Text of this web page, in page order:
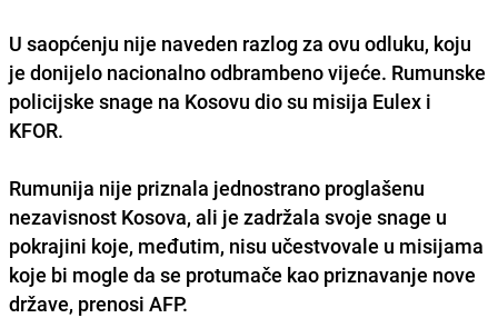
U saopćenju nije naveden razlog za ovu odluku, koju
je donijelo nacionalno odbrambeno vijeće. Rumunske
policijske snage na Kosovu dio su misija Eulex i
KFOR.
Rumunija nije priznala jednostrano proglašenu
nezavisnost Kosova, ali je zadržala svoje snage u
pokrajini koje, međutim, nisu učestvovale u misijama
koje bi mogle da se protumače kao priznavanje nove
države, prenosi AFP.